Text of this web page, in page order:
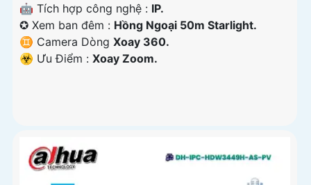
🤖️ Tích hợp công nghệ : IP.
✪ Xem ban đêm : Hồng Ngoại 50m Starlight.
♊ Camera Dòng Xoay 360.
️☣️ Ưu Điểm : Xoay Zoom.